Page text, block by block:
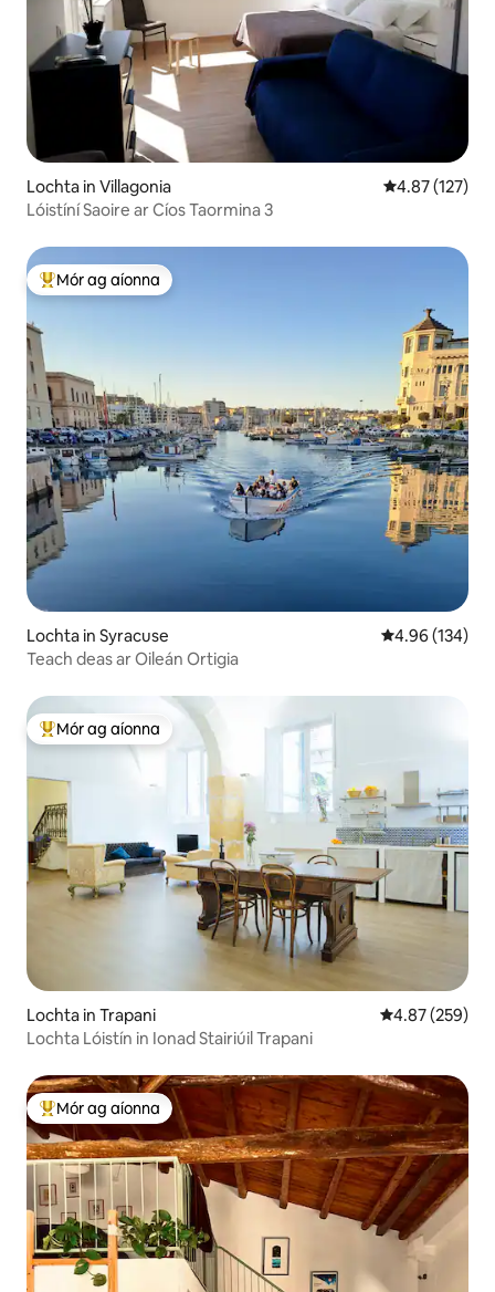
Lochta in Villagonia Meánrátáil
4.87 (127)
Lóistíní Saoire ar Cíos Taormina 3
An-mhór ag aíonna
Mór ag aíonna
Lochta in Syracuse Meánrátáil
4.96 (134)
Teach deas ar Oileán Ortigia
An-mhór ag aíonna
Mór ag aíonna
Lochta in Trapani Meánrátáil
4.87 (259)
Lochta Lóistín in Ionad Stairiúil Trapani
An-mhór ag aíonna
Mór ag aíonna